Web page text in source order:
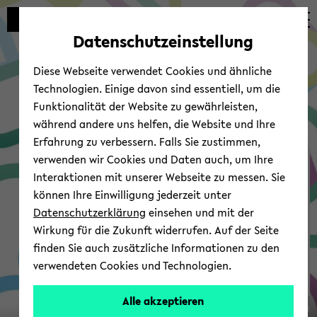
Automatische
vermeiden
zum
wechseln
zum
wechseln
zum
wechseln
Cent­re for Pro­fes­sors |
Team
Datenschutzeinstellung
Diese Webseite verwendet Cookies und ähnliche
Technologien. Einige davon sind essentiell, um die
Funktionalität der Website zu gewährleisten,
während andere uns helfen, die Website und Ihre
Erfahrung zu verbessern. Falls Sie zustimmen,
verwenden wir Cookies und Daten auch, um Ihre
Interaktionen mit unserer Webseite zu messen. Sie
können Ihre Einwilligung jederzeit unter
Datenschutzerklärung einsehen und mit der
Wirkung für die Zukunft widerrufen. Auf der Seite
finden Sie auch zusätzliche Informationen zu den
verwendeten Cookies und Technologien.
Alle akzeptieren